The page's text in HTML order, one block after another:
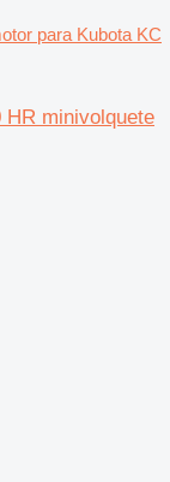
para Kubota KC
HR minivolquete